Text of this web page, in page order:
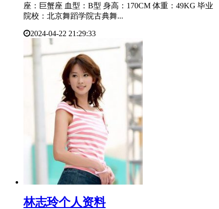
座：巨蟹座 血型：B型 身高：170CM 体重：49KG 毕业
院校：北京舞蹈学院古典舞...
2024-04-22 21:29:33
​林志玲个人资料